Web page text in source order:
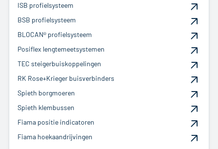
ISB profielsysteem
BSB profielsysteem
BLOCAN® profielsysteem
Posiflex lengtemeetsystemen
TEC steigerbuiskoppelingen
RK Rose+Krieger buisverbinders
Spieth borgmoeren
Spieth klembussen
Fiama positie indicatoren
Fiama hoekaandrijvingen